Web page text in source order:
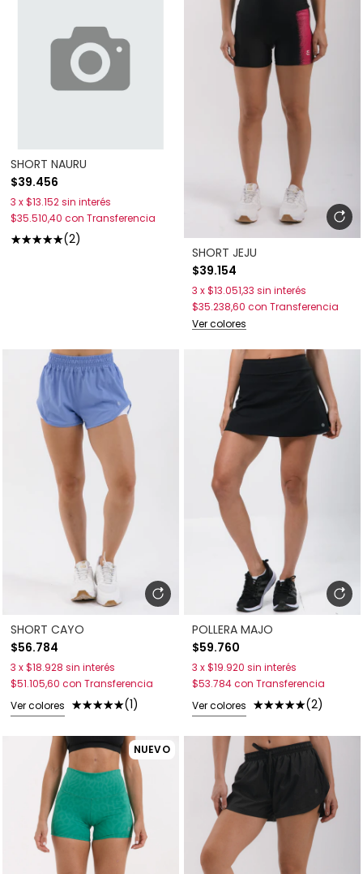
SHORT NAURU
$39.456
(2)
3 x$13.152sin interés
$35.510,40 con Transferencia
SHORT JEJU
$39.154
3 x$13.051,33 sin interés
$35.238,60 con Transferencia
Ver colores
SHORT CAYO
$56.784
(1)
3 x$18.928 sin interés
$51.105,60 con Transferencia
Ver colores
POLLERA MAJO
$59.760
(2)
3 x$19.920 sin interés
$53.784con Transferencia
Ver colores
NUEVO